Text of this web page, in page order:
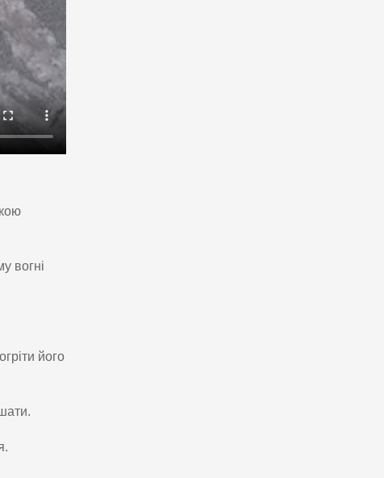
вогні
його